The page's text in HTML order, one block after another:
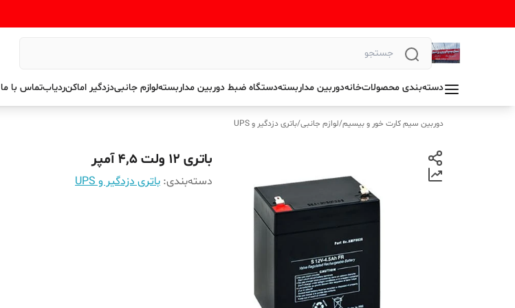
دسته‌بندی محصولاتخانهدوربین مداربستهدستگاه ضبط دوربین مداربستهلوازم جانبیدزدگیر اماکنردیابتماس با ما
دوربین سیم کارت خور و بیسیم/لوازم جانبی/باتری دزدگیر و UPS
باتری ۱۲ ولت ۴,۵ آمپر
دسته‌بندی: باتری دزدگیر و UPS